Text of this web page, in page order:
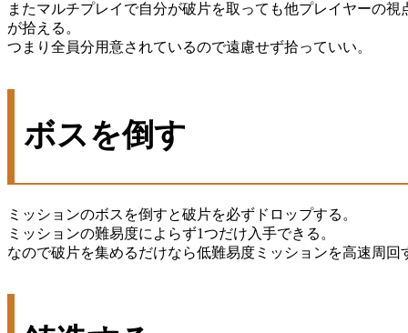
またマルチプレイで自分が破片を取っても他プレイヤーの
が拾える。
つまり全員分用意されているので遠慮せず拾っていい。
ボスを倒す
ミッションのボスを倒すと破片を必ずドロップする。
ミッションの難易度によらず1つだけ入手できる。
なので破片を集めるだけなら低難易度ミッションを高速周回